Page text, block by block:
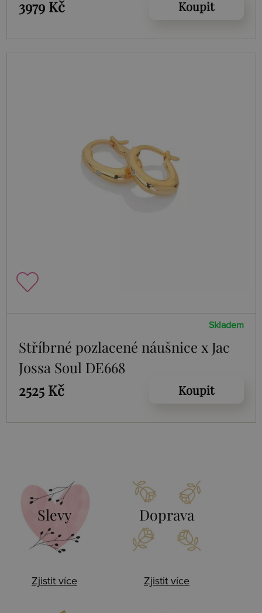
3979 Kč Koupit
Skladem
Stříbrné pozlacené náušnice x Jac
Jossa Soul DE668
2525 Kč
Koupit
Slevy
Zjistit více
Doprava
Zjistit více